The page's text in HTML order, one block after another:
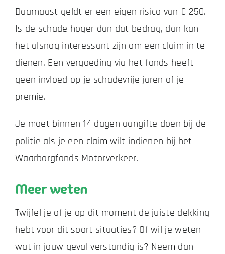
Daarnaast geldt er een eigen risico van € 250.
Is de schade hoger dan dat bedrag, dan kan
het alsnog interessant zijn om een claim in te
dienen. Een vergoeding via het fonds heeft
geen invloed op je schadevrije jaren of je
premie.
Je moet binnen 14 dagen aangifte doen bij de
politie als je een claim wilt indienen bij het
Waarborgfonds Motorverkeer.
Meer weten
Twijfel je of je op dit moment de juiste dekking
hebt voor dit soort situaties? Of wil je weten
wat in jouw geval verstandig is? Neem dan